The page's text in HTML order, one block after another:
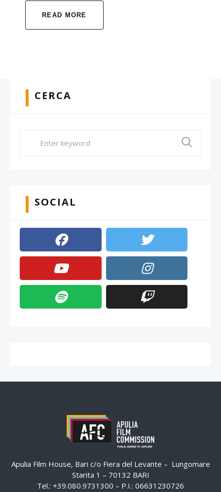
READ MORE
CERCA
SOCIAL
Apulia Film House, Bari c/o Fiera del Levante – Lungomare
Starita 1 – 70132 BARI
Tel.: +39.080.9731300 – P.I.: 06631230726